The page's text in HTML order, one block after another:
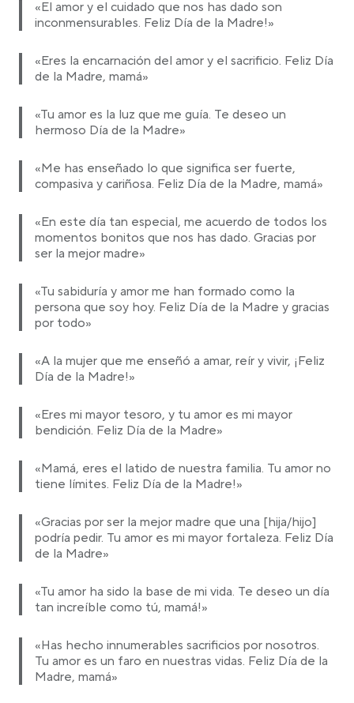
«El amor y el cuidado que nos has dado son
inconmensurables. Feliz Día de la Madre!»
«Eres la encarnación del amor y el sacrificio. Feliz Día
de la Madre, mamá»
«Tu amor es la luz que me guía. Te deseo un
hermoso Día de la Madre»
«Me has enseñado lo que significa ser fuerte,
compasiva y cariñosa. Feliz Día de la Madre, mamá»
«En este día tan especial, me acuerdo de todos los
momentos bonitos que nos has dado. Gracias por
ser la mejor madre»
«Tu sabiduría y amor me han formado como la
persona que soy hoy. Feliz Día de la Madre y gracias
por todo»
«A la mujer que me enseñó a amar, reír y vivir, ¡Feliz
Día de la Madre!»
«Eres mi mayor tesoro, y tu amor es mi mayor
bendición. Feliz Día de la Madre»
«Mamá, eres el latido de nuestra familia. Tu amor no
tiene límites. Feliz Día de la Madre!»
«Gracias por ser la mejor madre que una [hija/hijo]
podría pedir. Tu amor es mi mayor fortaleza. Feliz Día
de la Madre»
«Tu amor ha sido la base de mi vida. Te deseo un día
tan increíble como tú, mamá!»
«Has hecho innumerables sacrificios por nosotros.
Tu amor es un faro en nuestras vidas. Feliz Día de la
Madre, mamá»